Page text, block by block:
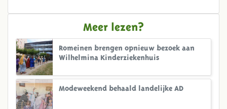
Meer lezen?
Romeinen brengen opnieuw bezoek aan
Wilhelmina Kinderziekenhuis
Modeweekend behaald landelijke AD